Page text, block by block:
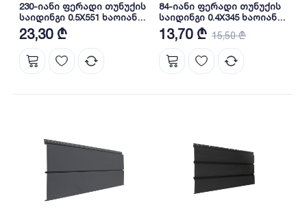
230-იანი ფერადი თუნუქის
საიდინგი 0.5X551 ხაოიანი
WOOD LIGHTER NOVA
23,30 ₾
84-იანი ფერადი თუნუქის
საიდინგი 0.4X345 ხაოიანი
RAL 8019 NOVA
13,70 ₾ 15,50 ₾